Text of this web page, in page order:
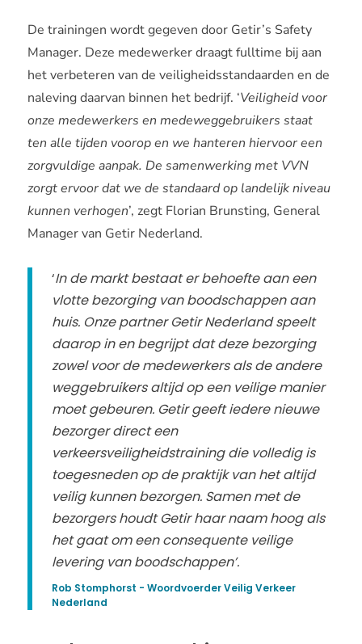
De trainingen wordt gegeven door Getir’s Safety
Manager. Deze medewerker draagt fulltime bij aan
het verbeteren van de veiligheidsstandaarden en de
naleving daarvan binnen het bedrijf. ‘Veiligheid voor
onze medewerkers en medeweggebruikers staat
ten alle tijden voorop en we hanteren hiervoor een
zorgvuldige aanpak. De samenwerking met VVN
zorgt ervoor dat we de standaard op landelijk niveau
kunnen verhogen’, zegt Florian Brunsting, General
Manager van Getir Nederland.
‘In de markt bestaat er behoefte aan een
vlotte bezorging van boodschappen aan
huis. Onze partner Getir Nederland speelt
daarop in en begrijpt dat deze bezorging
zowel voor de medewerkers als de andere
weggebruikers altijd op een veilige manier
moet gebeuren. Getir geeft iedere nieuwe
bezorger direct een
verkeersveiligheidstraining die volledig is
toegesneden op de praktijk van het altijd
veilig kunnen bezorgen. Samen met de
bezorgers houdt Getir haar naam hoog als
het gaat om een consequente veilige
levering van boodschappen’.
Rob Stomphorst - Woordvoerder Veilig Verkeer
Nederland